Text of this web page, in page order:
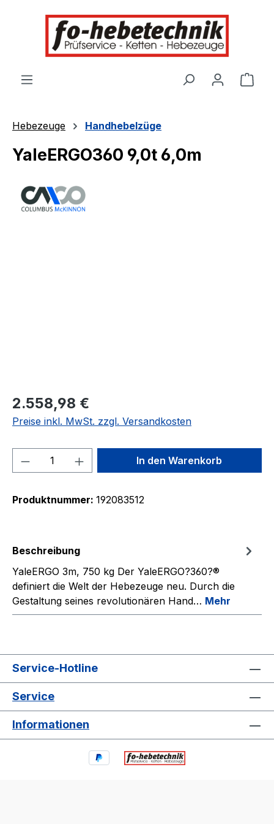
springen
Hebezeuge Handhebelzüge
YaleERGO360 9,0t 6,0m
2.558,98 €
Preise inkl. MwSt. zzgl. Versandkosten
Produkt Anzahl: Gib denIn den Warenkorb
Produktnummer: 192083512
Beschreibung
YaleERGO 3m, 750 kg Der YaleERGO?360?®
definiert die Welt der Hebezeuge neu. Durch die
Gestaltung seines revolutionären Hand… Mehr
Service-Hotline
Service
Informationen